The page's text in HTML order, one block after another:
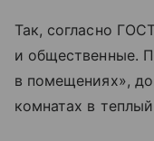
Так, согласно
и общественные.
в помещениях»,
комнатах в